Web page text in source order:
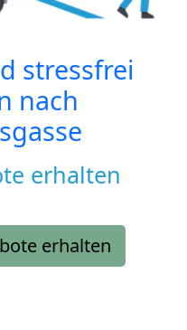
stressfrei
nach
erhalten
erhalten